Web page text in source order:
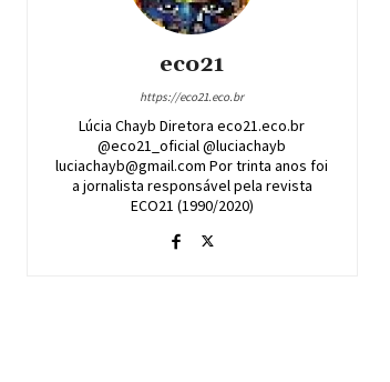
eco21
https://eco21.eco.br
Lúcia Chayb Diretora eco21.eco.br
@eco21_oficial @luciachayb
luciachayb@gmail.com Por trinta anos foi
a jornalista responsável pela revista
ECO21 (1990/2020)